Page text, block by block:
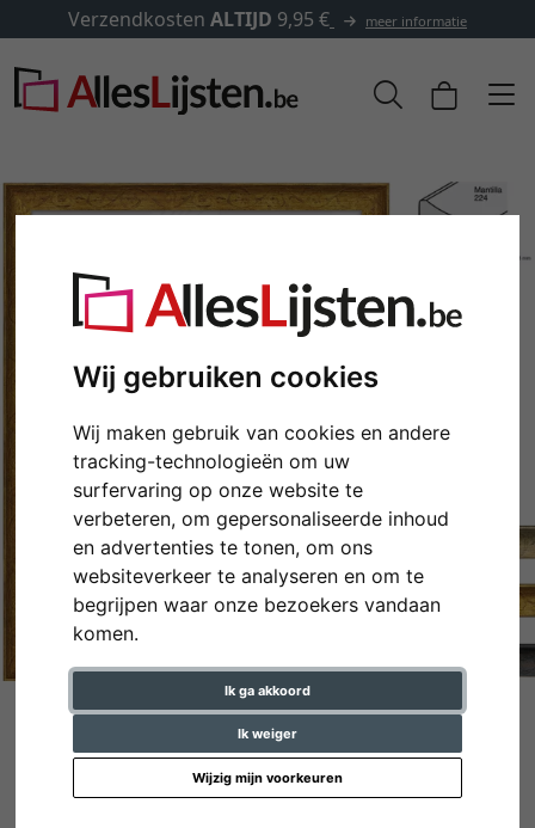
Wij gebruiken cookies
Wij maken gebruik van cookies en andere
tracking-technologieën om uw
surfervaring op onze website te
verbeteren, om gepersonaliseerde inhoud
en advertenties te tonen, om ons
websiteverkeer te analyseren en om te
begrijpen waar onze bezoekers vandaan
komen.
Ik ga akkoord
Ik weiger
Wijzig mijn voorkeuren
meer informatie ✓500.000 artikelen om uit te
Terug